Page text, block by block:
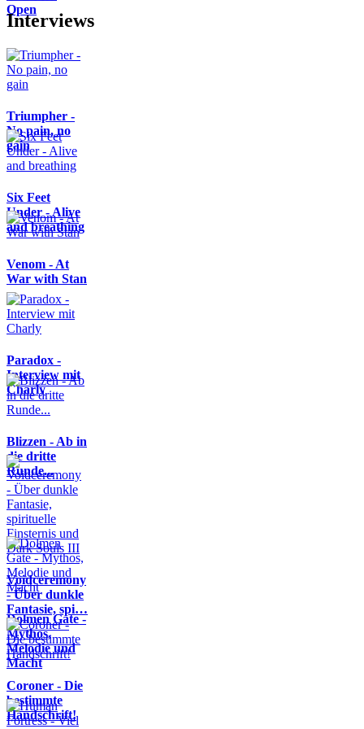
Open
Interviews
Triumpher -
No pain, no
gain
Six Feet
Under - Alive
and breathing
Venom - At
War with Stan
Paradox -
Interview mit
Charly
Blizzen - Ab in
die dritte
Runde...
Voidceremony
- Über dunkle
Fantasie, spi…
Dolmen Gate -
Mythos,
Melodie und
Macht
Coroner - Die
bestimmte
Handschrift!